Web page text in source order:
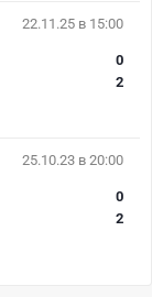
22.11.25 в 15:00
0
2
25.10.23 в 20:00
0
2